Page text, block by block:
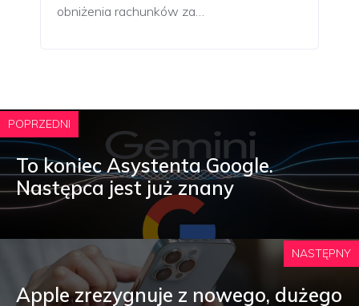
obniżenia rachunków za…
POPRZEDNI
To koniec Asystenta Google.
Następca jest już znany
NASTĘPNY
Apple zrezygnuje z nowego, dużego